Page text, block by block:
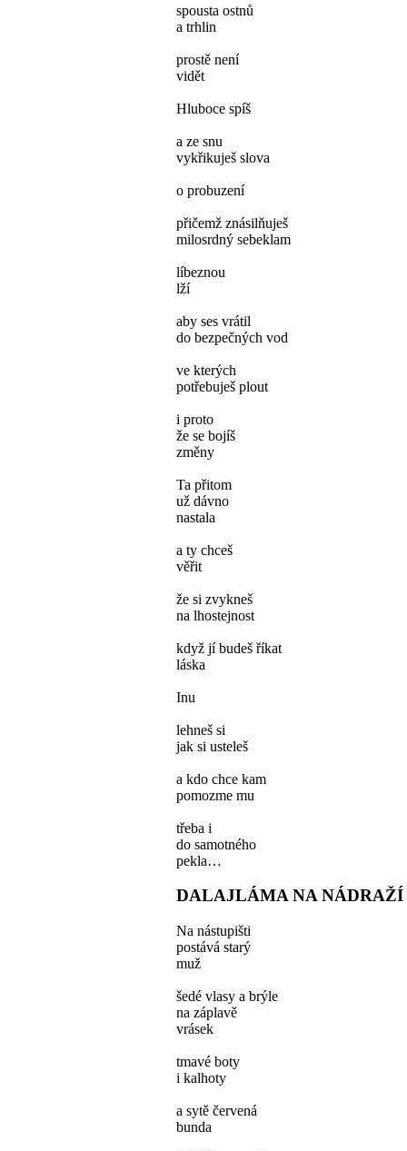
spousta ostnů
a trhlin
prostě není
vidět
Hluboce spíš
a ze snu
vykřikuješ slova
o probuzení
přičemž znásilňuješ
milosrdný sebeklam
líbeznou
lží
aby ses vrátil
do bezpečných vod
ve kterých
potřebuješ plout
i proto
že se bojíš
změny
Ta přitom
už dávno
nastala
a ty chceš
věřit
že si zvykneš
na lhostejnost
když jí budeš říkat
láska
Inu
lehneš si
jak si usteleš
a kdo chce kam
pomozme mu
třeba i
do samotného
pekla…
DALAJLÁMA NA NÁDRAŽÍ
Na nástupišti
postává starý
muž
šedé vlasy a brýle
na záplavě
vrásek
tmavé boty
i kalhoty
a sytě červená
bunda